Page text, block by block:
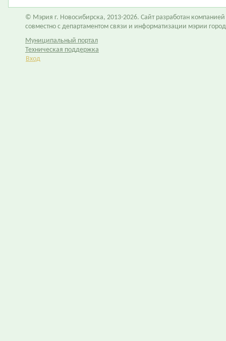
© Мэрия г. Новосибирска, 2013-2026. Сайт разработан компанией
совместно с департаментом связи и информатизации мэрии
Муниципальный портал
Техническая поддержка
Вход